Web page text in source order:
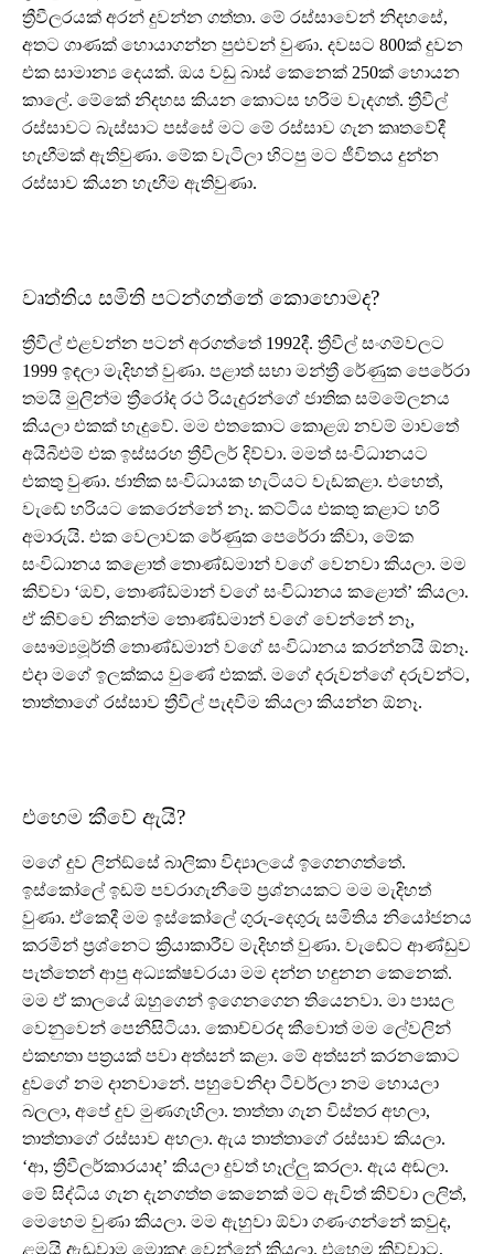
ත්‍රීවීලරයක් අරන් දුවන්න ගත්තා. මේ රස්සාවෙන් නිදහසේ,
අතට ගාණක් හොයාගන්න පුළුවන් වුණා. දවසට 800ක් දුවන
එක සාමාන්‍ය දෙයක්. ඔය වඩු බාස් කෙනෙක් 250ක් හොයන
කාලේ. මේකේ නිදහස කියන කොටස හරිම වැදගත්. ත්‍රීවීල්
රස්සාවට බැස්සාට පස්සේ මට මේ රස්සාව ගැන කෘතවේදී
හැඟීමක් ඇතිවුණා. මේක වැටිලා හිටපු මට ජීවිතය දුන්න
රස්සාව කියන හැඟීම ඇතිවුණා.
වෘත්තිය සමිති පටන්ගත්තේ කොහොමද?
ත්‍රීවීල් එළවන්න පටන් අරගත්තේ 1992දී. ත්‍රීවීල් සංගම්වලට
1999 ඉඳලා මැදිහත් වුණා. පළාත් සභා මන්ත්‍රී රේණුක පෙරේරා
තමයි මුලින්ම ත්‍රීරෝද රථ රියැදුරන්ගේ ජාතික සම්මේලනය
කියලා එකක් හැදුවේ. මම එතකොට කොළඹ නවම් මාවතේ
අයිබීඑම් එක ඉස්සරහ ත්‍රීවීලර් දිව්වා. මමත් සංවිධානයට
එකතු වුණා. ජාතික සංවිධායක හැටියට වැඩකළා. එහෙත්,
වැඬේ හරියට කෙරෙන්නේ නෑ. කට්ටිය එකතු කළාට හරි
අමාරුයි. එක වෙලාවක රේණුක පෙරේරා කීවා, මේක
සංවිධානය කළොත් තොණ්ඩමාන් වගේ වෙනවා කියලා. මම
කිව්වා ‘ඔව්, තොණ්ඩමාන් වගේ සංවිධානය කළොත්’ කියලා.
ඒ කිව්වෙ නිකන්ම තොණ්ඩමාන් වගේ වෙන්නේ නෑ,
සෞම්‍යමූර්ති තොණ්ඩමාන් වගේ සංවිධානය කරන්නයි ඕනෑ.
එදා මගේ ඉලක්කය වුණේ එකක්. මගේ දරුවන්ගේ දරුවන්ට,
තාත්තාගේ රස්සාව ත්‍රීවීල් පැදවීම කියලා කියන්න ඕනෑ.
එහෙම කීවේ ඇයි?
මගේ දුව ලින්ඞ්සේ බාලිකා විද්‍යාලයේ ඉගෙනගත්තේ.
ඉස්කෝලේ ඉඩම් පවරාගැනීමේ ප්‍රශ්නයකට මම මැදිහත්
වුණා. ඒකෙදී මම ඉස්කෝලේ ගුරු-දෙගුරු සමිතිය නියෝජනය
කරමින් ප්‍රශ්නෙට ක්‍රියාකාරීව මැදිහත් වුණා. වැඬේට ආණ්ඩුව
පැත්තෙන් ආපු අධ්‍යක්ෂවරයා මම දන්න හඳුනන කෙනෙක්.
මම ඒ කාලයේ ඔහුගෙන් ඉගෙනගෙන තියෙනවා. මා පාසල
වෙනුවෙන් පෙනීසිටියා. කොච්චරද කීවොත් මම ලේවලින්
එකඟතා පත්‍රයක් පවා අත්සන් කළා. මේ අත්සන් කරනකොට
දුවගේ නම දානවානේ. පහුවෙනිදා ටීචර්ලා නම හොයලා
බලලා, අපේ දුව මුණගැහිලා. තාත්තා ගැන විස්තර අහලා,
තාත්තාගේ රස්සාව අහලා. ඇය තාත්තාගේ රස්සාව කියලා.
‘ආ, ත්‍රීවීලර්කාරයාද’ කියලා දුවත් හෑල්ලු කරලා. ඇය අඬලා.
මේ සිද්ධිය ගැන දැනගත්ත කෙනෙක් මට ඇවිත් කිව්වා ලලිත්,
මෙහෙම වුණා කියලා. මම ඇහුවා ඕවා ගණංගන්නේ කවුද,
ළමයි ඇඬුවාම මොකද වෙන්නේ කියලා. එහෙම කිව්වාට,